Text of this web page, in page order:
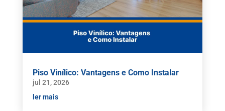
Piso Vinílico: Vantagens e Como Instalar
jul 21, 2026
ler mais